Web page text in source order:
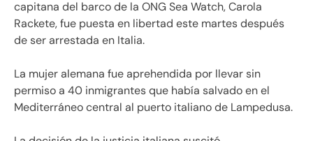
capitana del barco de la ONG Sea Watch, Carola
Rackete, fue puesta en libertad este martes después
de ser arrestada en Italia.
La mujer alemana fue aprehendida por llevar sin
permiso a 40 inmigrantes que había salvado en el
Mediterráneo central al puerto italiano de Lampedusa.